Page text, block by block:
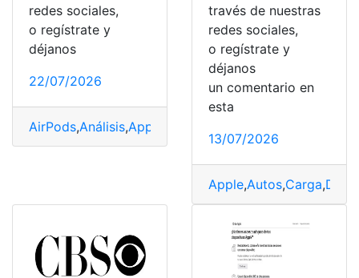
redes sociales,
o regístrate y
déjanos
22/07/2026
AirPods,Análisis,Apple
través de nuestras
redes sociales,
o regístrate y
déjanos
un comentario en
esta
13/07/2026
Apple,Autos,Carga,